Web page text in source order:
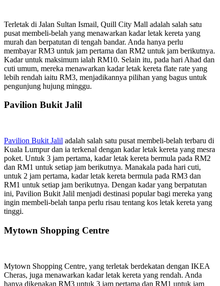
Terletak di Jalan Sultan Ismail, Quill City Mall adalah salah satu
pusat membeli-belah yang menawarkan kadar letak kereta yang
murah dan berpatutan di tengah bandar. Anda hanya perlu
membayar RM3 untuk jam pertama dan RM2 untuk jam berikutnya.
Kadar untuk maksimum ialah RM10. Selain itu, pada hari Ahad dan
cuti umum, mereka menawarkan kadar letak kereta flate rate yang
lebih rendah iaitu RM3, menjadikannya pilihan yang bagus untuk
pengunjung hujung minggu.
Pavilion Bukit Jalil
Pavilion Bukit Jalil adalah salah satu pusat membeli-belah terbaru di
Kuala Lumpur dan ia terkenal dengan kadar letak kereta yang mesra
poket. Untuk 3 jam pertama, kadar letak kereta bermula pada RM2
dan RM1 untuk setiap jam berikutnya. Manakala pada hari cuti,
untuk 2 jam pertama, kadar letak kereta bermula pada RM3 dan
RM1 untuk setiap jam berikutnya. Dengan kadar yang berpatutan
ini, Pavilion Bukit Jalil menjadi destinasi popular bagi mereka yang
ingin membeli-belah tanpa perlu risau tentang kos letak kereta yang
tinggi.
Mytown Shopping Centre
Mytown Shopping Centre, yang terletak berdekatan dengan IKEA
Cheras, juga menawarkan kadar letak kereta yang rendah. Anda
hanya dikenakan RM3 untuk 3 jam pertama dan RM1 untuk jam